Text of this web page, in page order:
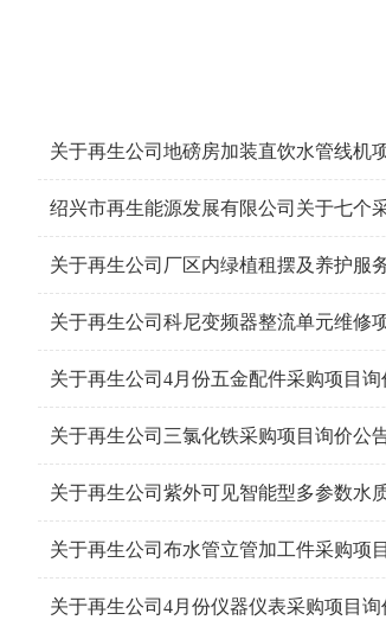
关于再生公司地磅房加装直饮水管线机
绍兴市再生能源发展有限公司关于七个
关于再生公司厂区内绿植租摆及养护服
关于再生公司科尼变频器整流单元维修
关于再生公司4月份五金配件采购项目询
关于再生公司三氯化铁采购项目询价公
关于再生公司紫外可见智能型多参数水
关于再生公司布水管立管加工件采购项
关于再生公司4月份仪器仪表采购项目询